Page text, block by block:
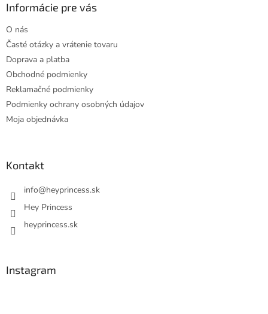
Informácie pre vás
O nás
Časté otázky a vrátenie tovaru
Doprava a platba
Obchodné podmienky
Reklamačné podmienky
Podmienky ochrany osobných údajov
Moja objednávka
Kontakt
info@heyprincess.sk
Hey Princess
heyprincess.sk
Instagram